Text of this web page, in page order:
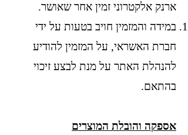
ארנק אלקטרוני זמין אחר שאושר.
במידה והמזמין חויב בטעות על ידי
חברת האשראי, על המזמין להודיע
להנהלת האתר על מנת לבצע זיכוי
בהתאם.
אספקה והובלת המוצרים